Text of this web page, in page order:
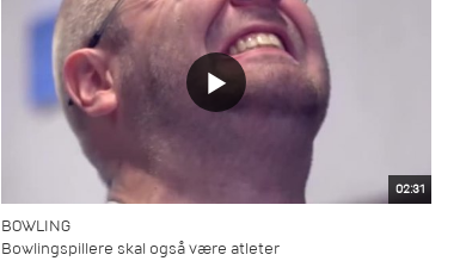
02:31
BOWLING
Bowlingspillere skal også være atleter